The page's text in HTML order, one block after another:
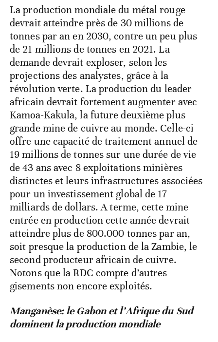
La production mondiale du métal rouge
devrait atteindre près de 30 millions de
tonnes par an en 2030, contre un peu plus
de 21 millions de tonnes en 2021. La
demande devrait exploser, selon les
projections des analystes, grâce à la
révolution verte. La production du leader
africain devrait fortement augmenter avec
Kamoa-Kakula, la future deuxième plus
grande mine de cuivre au monde. Celle-ci
offre une capacité de traitement annuel de
19 millions de tonnes sur une durée de vie
de 43 ans avec 8 exploitations minières
distinctes et leurs infrastructures associées
pour un investissement global de 17
milliards de dollars. A terme, cette mine
entrée en production cette année devrait
atteindre plus de 800.000 tonnes par an,
soit presque la production de la Zambie, le
second producteur africain de cuivre.
Notons que la RDC compte d’autres
gisements non encore exploités.
Manganèse: le Gabon et l’Afrique du Sud
dominent la production mondiale